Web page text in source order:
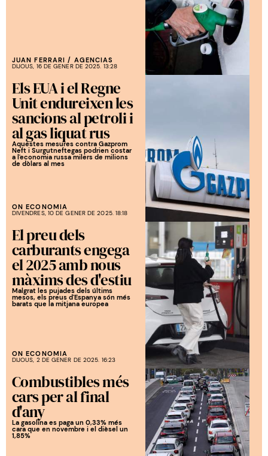
JUAN FERRARI / AGENCIAS
DIJOUS, 16 DE GENER DE 2025. 13:28
Els EUA i el Regne
Unit endureixen les
sancions al petroli i
al gas liquat rus
Aquestes mesures contra Gazprom
Neft i Surgutneftegas podrien costar
a l'economia russa milers de milions
de dòlars al mes
ON ECONOMIA
DIVENDRES, 10 DE GENER DE 2025. 18:18
El preu dels
carburants engega
el 2025 amb nous
màxims des d'estiu
Malgrat les pujades dels últims
mesos, els preus d'Espanya són més
barats que la mitjana europea
ON ECONOMIA
DIJOUS, 2 DE GENER DE 2025. 16:23
Combustibles més
cars per al final
d'any
La gasolina es paga un 0,33% més
cara que en novembre i el dièsel un
1,85%